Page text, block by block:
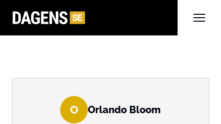
O Orlando Bloom